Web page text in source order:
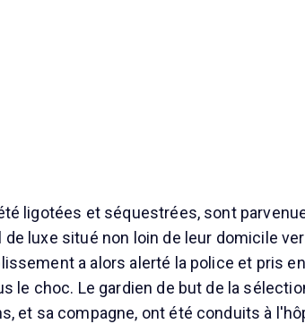
ligotées et séquestrées, sont
luxe situé non loin de leur domicile
a alors alerté la police et pris
le choc. Le gardien de but de la
et sa compagne, ont été conduits à